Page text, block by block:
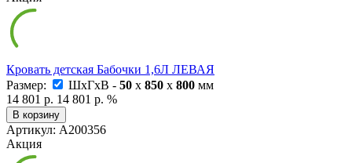
Кровать детская Бабочки 1,6Л ЛЕВАЯ
Размер:
ШxГxВ - 50 x 850 x 800 мм
14 801 р. 14 801 р. %
В корзину
Артикул: А200356
Акция